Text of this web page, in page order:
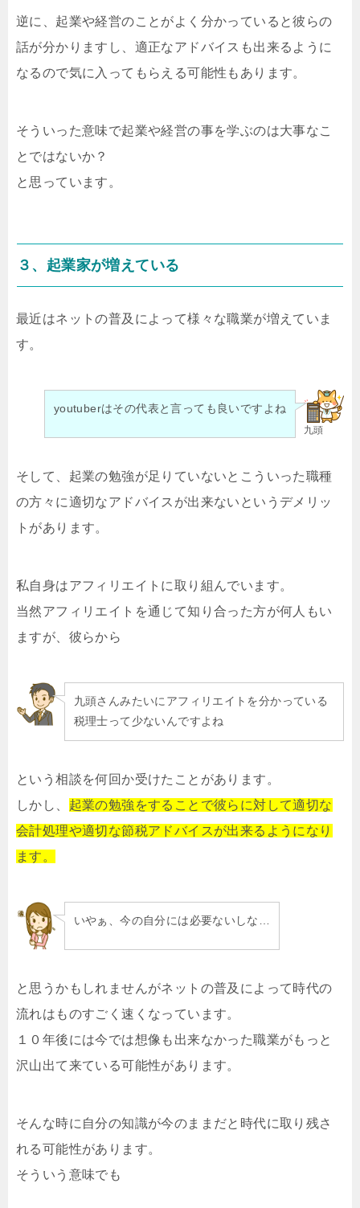
逆に、起業や経営のことがよく分かっていると彼らの
話が分かりますし、適正なアドバイスも出来るように
なるので気に入ってもらえる可能性もあります。
そういった意味で起業や経営の事を学ぶのは大事なこ
とではないか？
と思っています。
３、起業家が増えている
最近はネットの普及によって様々な職業が増えていま
す。
九頭
youtuberはその代表と言っても良いですよね
そして、起業の勉強が足りていないとこういった職種
の方々に適切なアドバイスが出来ないというデメリッ
トがあります。
私自身はアフィリエイトに取り組んでいます。
当然アフィリエイトを通じて知り合った方が何人もい
ますが、彼らから
九頭さんみたいにアフィリエイトを分かっている
税理士って少ないんですよね
という相談を何回か受けたことがあります。
しかし、 起業の勉強をすることで彼らに対して適切な
会計処理や適切な節税アドバイスが出来るようになり
ます。
いやぁ、今の自分には必要ないしな…
と思うかもしれませんがネットの普及によって時代の
流れはものすごく速くなっています。
１０年後には今では想像も出来なかった職業がもっと
沢山出て来ている可能性があります。
そんな時に自分の知識が今のままだと時代に取り残さ
れる可能性があります。
そういう意味でも